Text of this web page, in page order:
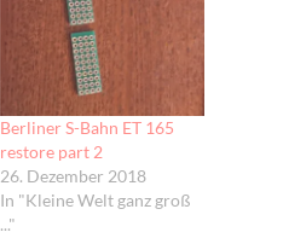
Berliner S-Bahn ET 165
restore part 2
26. Dezember 2018
In "Kleine Welt ganz groß
..."